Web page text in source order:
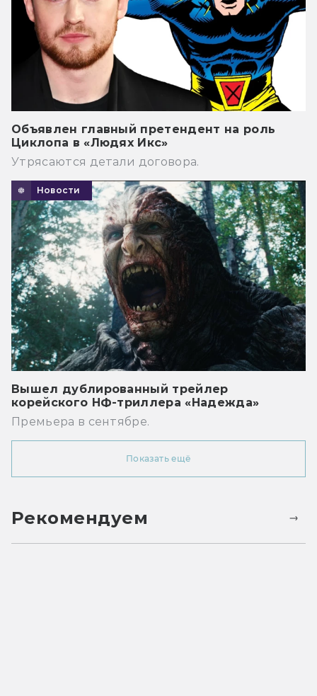
Объявлен главный претендент на роль
Циклопа в «Людях Икс»
Утрясаются детали договора.
Новости
Вышел дублированный трейлер
корейского НФ-триллера «Надежда»
Премьера в сентябре.
Показать ещё
Рекомендуем